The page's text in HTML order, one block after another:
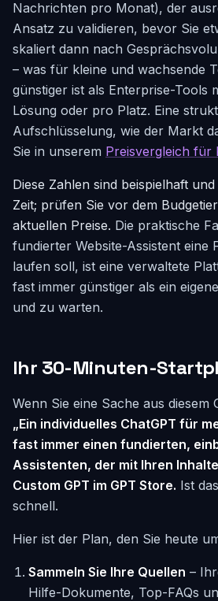
Nachrichten pro Monat), der
Ansatz zu validieren, bevor Sie
skaliert dann nach
– was für kleine und wachsende
günstiger ist als Enterprise-Tools
Lösung oder pro Platz. Eine
Aufschlüsselung, wie der Markt
Sie in unserem Preisvergleich für
Diese Zahlen sind beispielhaft
Zeit; prüfen Sie vor dem
aktuellen Preise. Die praktische
fundierter Website-Assistent eine
laufen soll, ist eine verwaltete
fast immer günstiger als ein
und zu warten.
Ihr 30-Minuten-
Wenn Sie eine Sache aus diesem
„Ein individuelles ChatGPT für
fast immer einen fundierten,
Assistenten, der mit Ihren
Custom GPT im GPT Store. Ist
schnell.
Hier ist der Plan, den Sie heute
Sammeln Sie Ihre Quellen –
Hilfe-Dokumente, Top-FAQs